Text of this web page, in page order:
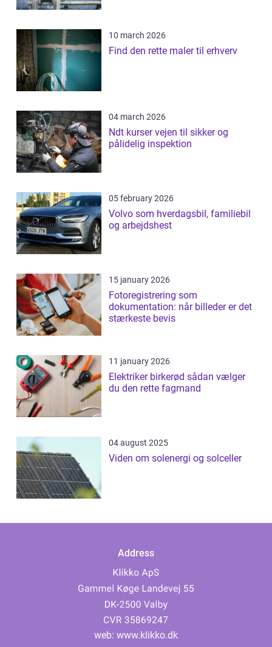
10 march 2026
Find den rette maler til erhverv
04 march 2026
Ndt kurser vejen til sikker og
pålidelig inspektion
05 february 2026
Volvo som hverdagsbil, familiebil
og arbejdshest
15 january 2026
Fotoregistrering som
dokumentation: når billeder er det
stærkeste bevis
11 january 2026
Elektriker birkerød sådan vælger
du den rette fagmand
04 august 2025
Viden om solenergi og solceller
Address
web: www.klikko.dk